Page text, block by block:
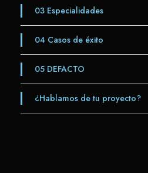
03 Especialidades
04 Casos de éxito
05 DEFACTO
¿Hablamos de tu proyecto?